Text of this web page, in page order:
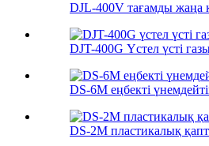
DJL-400V тағамды жаңа
DJT-400G Үстел үсті
DS-6M еңбекті
DS-2M пластикалық